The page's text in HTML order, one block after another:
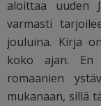
aloittaa uuden
varmasti
jouluina. Kirja
koko ajan. En
romaanien
mukanaan, sillä